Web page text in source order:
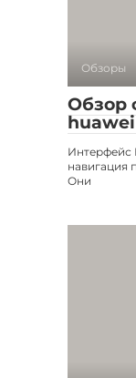
Обзоры
Обзор
Интерфейс
навигация
Они